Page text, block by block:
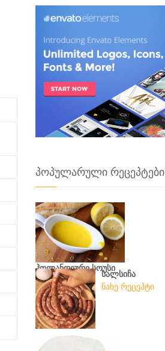
პოპულარული რეცეპტები
ჰოლანდიური სოუსი
ნახე რეცეპტი
სალსიჩა
ნახე რეცეპტი